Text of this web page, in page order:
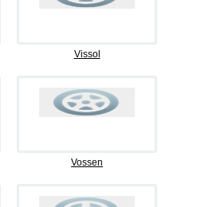
Vissol
Vossen